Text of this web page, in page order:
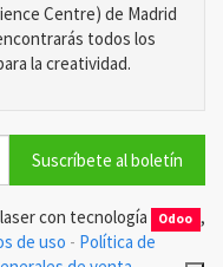
Centre) de Madrid
todos los
la creatividad.
Suscríbete al boletín
con tecnología Odoo ,
de uso - Política de